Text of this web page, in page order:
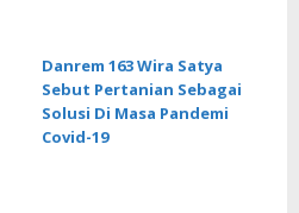
Danrem 163 Wira Satya
Sebut Pertanian Sebagai
Solusi Di Masa Pandemi
Covid-19